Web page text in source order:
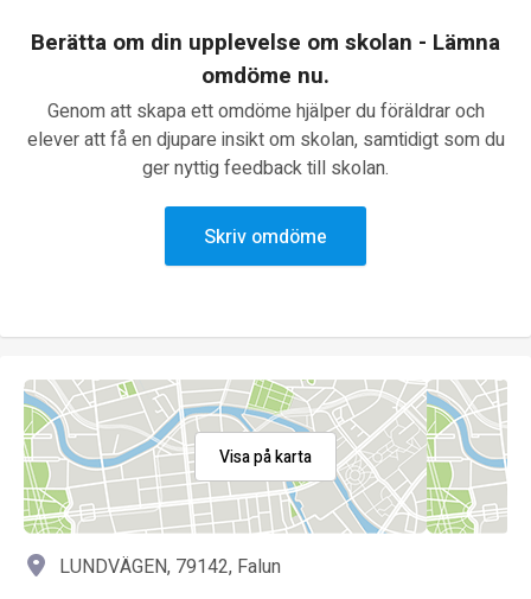
Berätta om din upplevelse om skolan - Lämna
omdöme nu.
Genom att skapa ett omdöme hjälper du föräldrar och
elever att få en djupare insikt om skolan, samtidigt som du
ger nyttig feedback till skolan.
Skriv omdöme
Visa på karta
LUNDVÄGEN, 79142, Falun